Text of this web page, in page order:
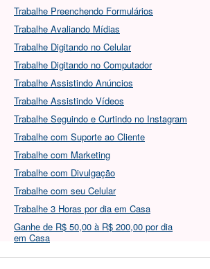
Trabalhe Preenchendo Formulários
Trabalhe Avaliando Mídias
Trabalhe Digitando no Celular
Trabalhe Digitando no Computador
Trabalhe Assistindo Anúncios
Trabalhe Assistindo Vídeos
Trabalhe Seguindo e Curtindo no Instagram
Trabalhe com Suporte ao Cliente
Trabalhe com Marketing
Trabalhe com Divulgação
Trabalhe com seu Celular
Trabalhe 3 Horas por dia em Casa
Ganhe de R$ 50,00 à R$ 200,00 por dia
em Casa